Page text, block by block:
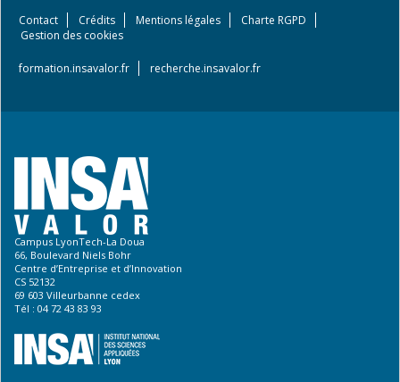
Footer
Contact Crédits Mentions légales
Charte RGPD
Gestion des cookies
formation.insavalor.fr recherche.insavalor.fr
Campus LyonTech-La Doua
66, Boulevard Niels Bohr
Centre d’Entreprise et d’Innovation
CS 52132
69 603 Villeurbanne cedex
Tél : 04 72 43 83 93